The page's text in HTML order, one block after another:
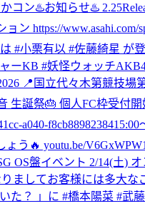
コン♨️お知らせ♨️
https://www.asahi.com/
#小栗有以 #佐藤綺星 が
ーKB #妖怪ウォッチ
📍国立代々木第競技
生誕祭🎂 個人FC枠受付
a040-f8cb8898238415:00
う🔥 youtu.be/
OS盤イベント 2/14(土)
ましてお客様には多大
た？ 」に #橋本陽菜 #武